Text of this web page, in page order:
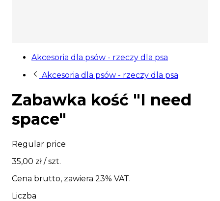
Akcesoria dla psów - rzeczy dla psa
Akcesoria dla psów - rzeczy dla psa
Zabawka kość "I need
space"
Regular price
35,00 zł/ szt.
Cena brutto, zawiera 23% VAT.
Liczba